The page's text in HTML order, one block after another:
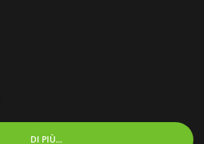
DI PIÙ...